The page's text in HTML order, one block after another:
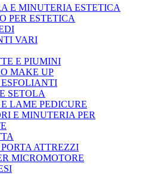
E MINUTERIA ESTETICA
PER ESTETICA
VARI
E PIUMINI
MAKE UP
SETOLA
LAME PEDICURE
E MINUTERIA PER
ATTREZZI
MICROMOTORE